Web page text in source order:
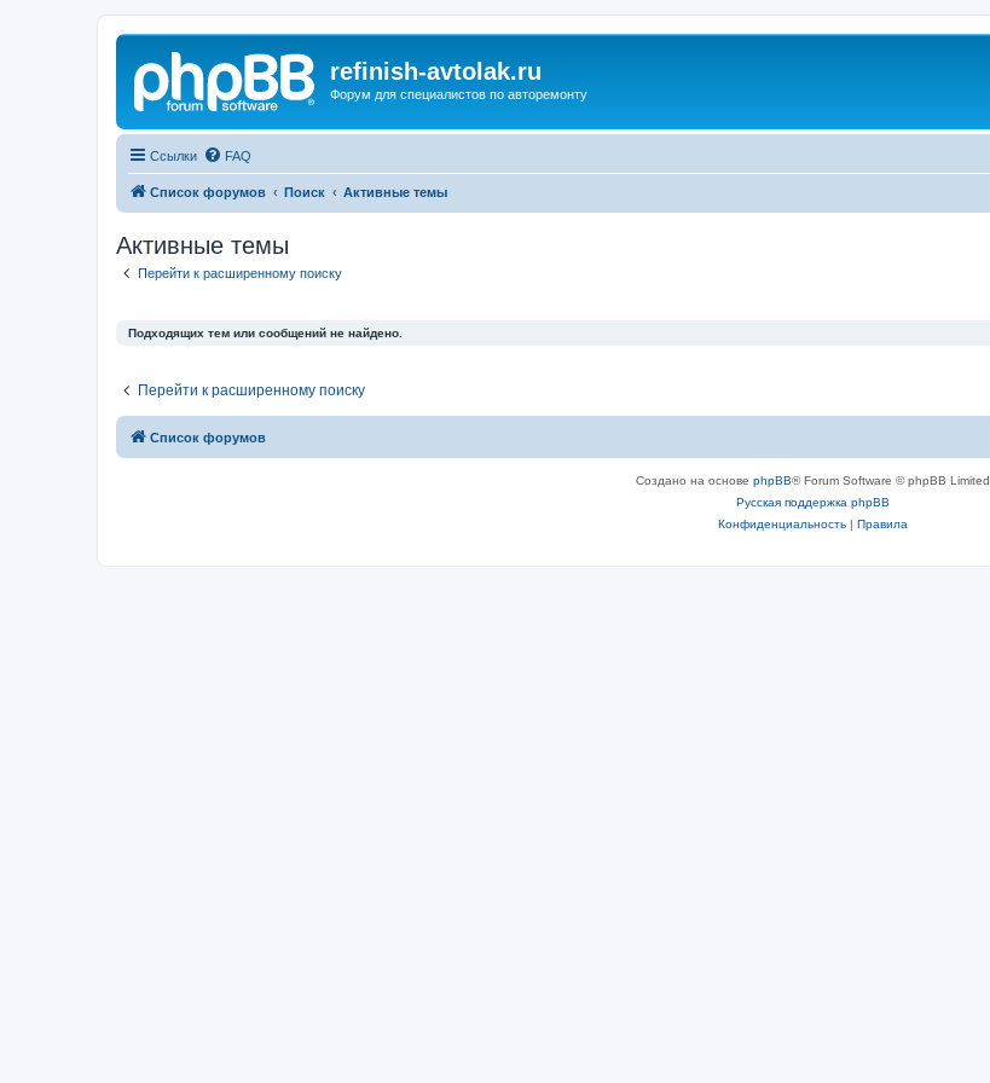
refinish-avtolak.ru
Форум для специалистов по авторемонту
Ссылки FAQ
Список форумов Поиск Активные темы
Активные темы
Перейти к расширенному поиску
Подходящих тем или сообщений не найдено.
Перейти к расширенному поиску
Список форумов
Создано на основе phpBB® Forum Software © phpBB Limited
Русская поддержка phpBB
Конфиденциальность| Правила